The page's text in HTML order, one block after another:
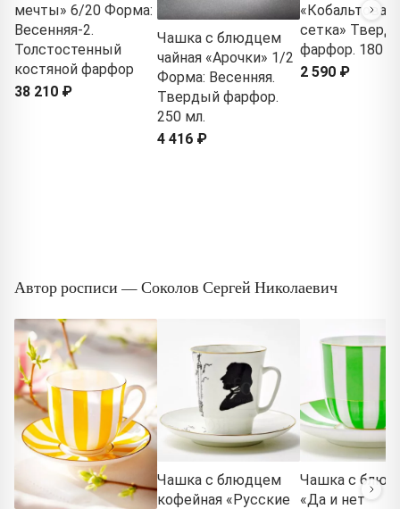
мечты» 6/20 Форма:
Весенняя-2.
Толстостенный
костяной фарфор
38 210 ₽
Чашка с блюдцем
чайная «Арочки» 1/2
Форма: Весенняя.
Твердый фарфор.
250 мл.
4 416 ₽
«Кобальтовая
сетка»
фарфор. 180
2 590 ₽
Автор росписи — Соколов Сергей Николаевич
Чашка с блюдцем
кофейная «Русские
Чашка с
«Да и нет